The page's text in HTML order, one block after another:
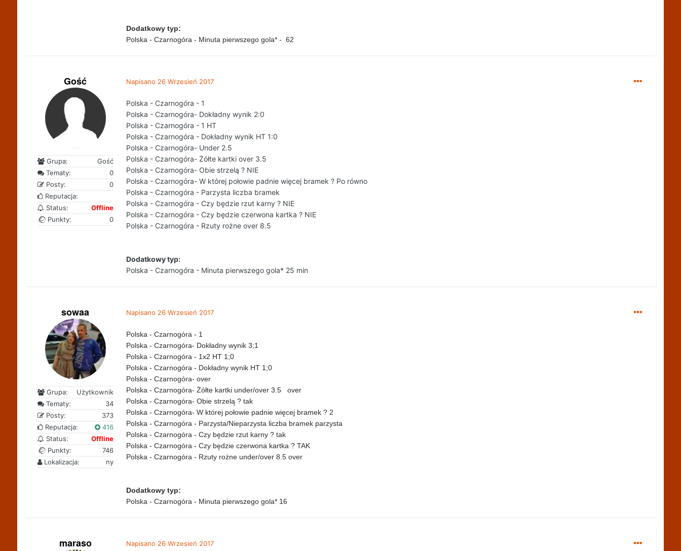
Dodatkowy typ:
Polska - Czarnogóra - Minuta pierwszego gola* - 62
Gość
Grupa:
Gość
Tematy:
0
Posty:
0
Reputacja:
Status:
Offline
Punkty:
0
Napisano 26 Wrzesień 2017
Polska - Czarnogóra - 1
Polska - Czarnogóra- Dokładny wynik 2:0
Polska - Czarnogóra - 1 HT
Polska - Czarnogóra - Dokładny wynik HT 1:0
Polska - Czarnogóra- Under 2.5
Polska - Czarnogóra- Żółte kartki over 3.5
Polska - Czarnogóra- Obie strzelą ? NIE
Polska - Czarnogóra- W której połowie padnie więcej bramek ? Po równo
Polska - Czarnogóra - Parzysta liczba bramek
Polska - Czarnogóra - Czy będzie rzut karny ? NIE
Polska - Czarnogóra - Czy będzie czerwona kartka ? NIE
Polska - Czarnogóra - Rzuty rożne over 8.5
Dodatkowy typ:
Polska - Czarnogóra - Minuta pierwszego gola* 25 min
sowaa
Grupa:
Użytkownik
Tematy:
34
Posty:
373
Reputacja:
416
Status:
Offline
Punkty:
746
Lokalizacja:
ny
Napisano 26 Wrzesień 2017
Polska - Czarnogóra - 1
Polska - Czarnogóra- Dokładny wynik 3;1
Polska - Czarnogóra - 1x2 HT 1;0
Polska - Czarnogóra - Dokładny wynik HT 1;0
Polska - Czarnogóra- over
Polska - Czarnogóra- Żółte kartki under/over 3.5 over
Polska - Czarnogóra- Obie strzelą ? tak
Polska - Czarnogóra- W której połowie padnie więcej bramek ? 2
Polska - Czarnogóra - Parzysta/Nieparzysta liczba bramek parzysta
Polska - Czarnogóra - Czy będzie rzut karny ? tak
Polska - Czarnogóra - Czy będzie czerwona kartka ? TAK
Polska - Czarnogóra - Rzuty rożne under/over 8.5 over
Dodatkowy typ:
Polska - Czarnogóra - Minuta pierwszego gola* 16
maraso Napisano 26 Wrzesień 2017